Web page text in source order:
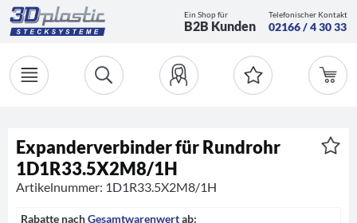
Ein Shop für
B2B Kunden
Telefonischer Kontakt
02166 / 4 30 33
Expanderverbinder für Rundrohr
1D1R33.5X2M8/1H
Artikelnummer: 1D1R33.5X2M8/1H
Rabatte nachGesamtwarenwertab: